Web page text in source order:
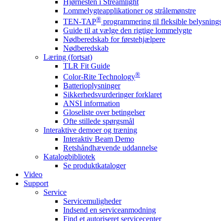
Lommelygteapplikationer og strålemønstre
TEN-TAP® programmering til fleksible
Guide til at vælge den rigtige lommelygte
Nødberedskab for førstehjælpere
Nødberedskab
Læring (fortsat)
TLR Fit Guide
Color-Rite Technology®
Batterioplysninger
Sikkerhedsvurderinger forklaret
ANSI information
Gloseliste over betingelser
Ofte stillede spørgsmål
Interaktive demoer og træning
Interaktiv Beam Demo
Retshåndhævende uddannelse
Katalogbibliotek
Se produktkataloger
Video
Support
Service
Servicemuligheder
Indsend en serviceanmodning
Find et autoriseret servicecenter